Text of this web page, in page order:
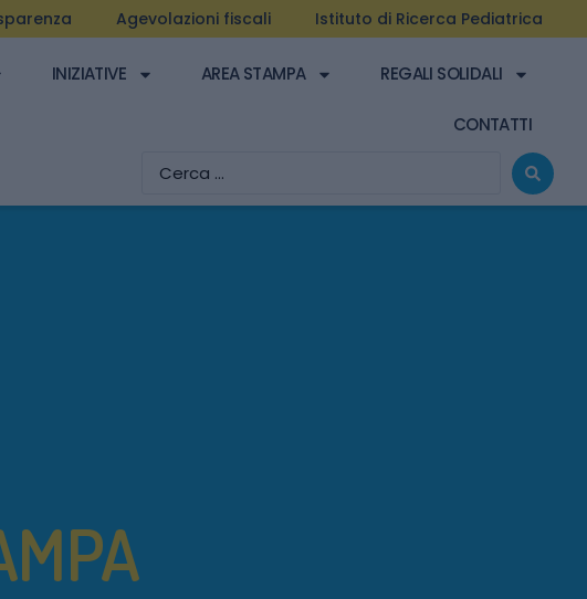
Agevolazioni fiscali Istituto di Ricerca Pediatrica
INIZIATIVE AREA STAMPA REGALI SOLIDALI
CONTATTI